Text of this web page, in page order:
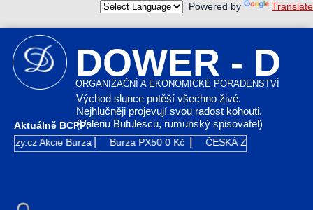
Powered by Translate
DOWER - D
ORGANIZAČNÍ A EKONOMICKÉ PORADENSTVÍ
Východ slunce potěší všechno živé.
Nejhlučněji projevují svou radost kohouti.
(Valeriu Butulescu, rumunský spisovatel)
Aktuálně BCPP:
Akcie Burza Burza PX50 0 Kč ČESKÁ ZBROJOVKA GR